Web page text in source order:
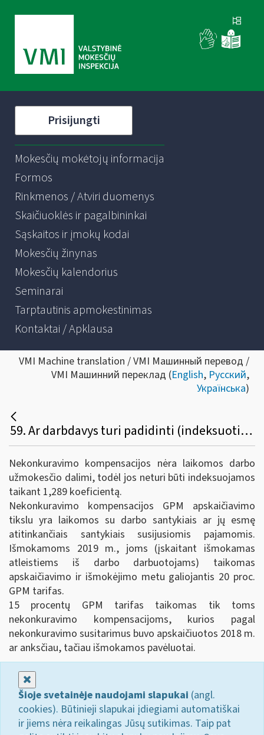
Prisijungti
Mokesčių mokėtojų informacija
Formos
Rinkmenos / Atviri duomenys
Skaičiuoklės ir pagalbininkai
Sąskaitos ir įmokų kodai
Mokesčių žinynas
Mokesčių kalendorius
Seminarai
Tarptautinis apmokestinimas
Kontaktai / Apklausa
VMI Machine translation / VMI Машинный перевод /
VMI Машинний переклад (English, Русский,
Українська)
59. Ar darbdavys turi padidinti (indeksuoti) nekonkuravimo kompensaciją, numatytą 2018 m. ar ankstesniame susitarime su darbuotoju? Koks GPM tarifas 2019 m. taikomas nekonkuravimo kompensacijoms?
Nekonkuravimo kompensacijos nėra laikomos darbo
užmokesčio dalimi, todėl jos neturi būti indeksuojamos
taikant 1,289 koeficientą.
Nekonkuravimo kompensacijos GPM apskaičiavimo
tikslu yra laikomos su darbo santykiais ar jų esmę
atitinkančiais santykiais susijusiomis pajamomis.
Išmokamoms 2019 m., joms (įskaitant išmokamas
atleistiems iš darbo darbuotojams) taikomas
apskaičiavimo ir išmokėjimo metu galiojantis 20 proc.
GPM tarifas.
15 procentų GPM tarifas taikomas tik toms
nekonkuravimo kompensacijoms, kurios pagal
nekonkuravimo susitarimus buvo apskaičiuotos 2018 m.
ar anksčiau, tačiau išmokamos pavėluotai.
Šioje svetainėje naudojami slapukai (angl.
cookies). Būtinieji slapukai įdiegiami automatiškai
ir jiems nėra reikalingas Jūsų sutikimas. Taip pat